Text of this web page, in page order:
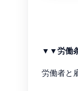
▼▼労働
労働者と